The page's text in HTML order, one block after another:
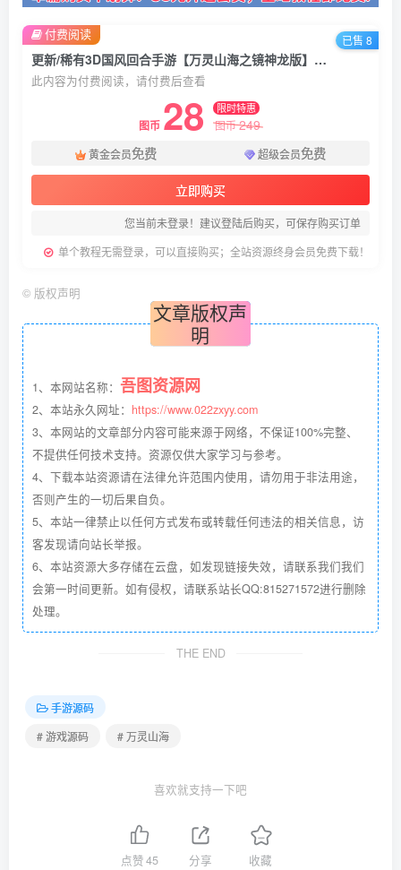
更新/稀有3D国风回合手游【万灵山海之镜神龙版】+全套源码+安卓苹果双端+GM授权后台+运营后台+假人陪玩+Linux一键全自动搭建脚本+Linux手工服务端+详细搭建教程
此内容为付费阅读，请付费后查看
图币 28 限时特惠
图币249
黄金会员免费 超级会员免费
立即购买
您当前未登录！建议登陆后购买，可保存购买订单
单个教程无需登录，可以直接购买；全站资源终身会员免费下载！
付费阅读 已售 8
© 版权声明
文章版权声
明
1、本网站名称： 吾图资源网
2、本站永久网址： https://www.022zxyy.com
3、本网站的文章部分内容可能来源于网络，不保证100%完整、
不提供任何技术支持。资源仅供大家学习与参考。
4、下载本站资源请在法律允许范围内使用，请勿用于非法用途，
否则产生的一切后果自负。
5、本站一律禁止以任何方式发布或转载任何违法的相关信息，访
客发现请向站长举报。
6、本站资源大多存储在云盘，如发现链接失效，请联系我们我们
会第一时间更新。如有侵权，请联系站长QQ:815271572进行删除
处理。
THE END
手游源码
# 游戏源码
# 万灵山海
喜欢就支持一下吧
点赞45 分享 收藏